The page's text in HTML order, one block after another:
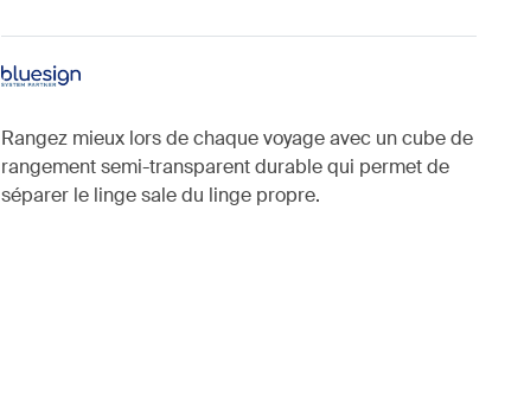
Rangez mieux lors de chaque voyage avec un cube de
rangement semi-transparent durable qui permet de
séparer le linge sale du linge propre.